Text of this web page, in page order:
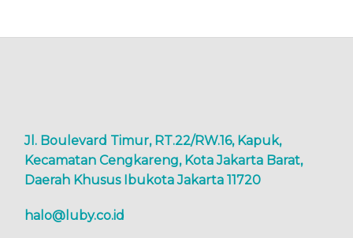
Jl. Boulevard Timur, RT.22/RW.16, Kapuk,
Kecamatan Cengkareng, Kota Jakarta Barat,
Daerah Khusus Ibukota Jakarta 11720
halo@luby.co.id